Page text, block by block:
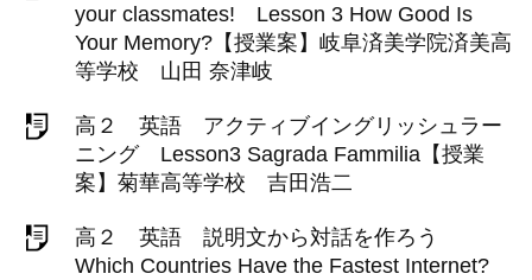
your classmates! Lesson 3 How Good Is
Your Memory?【授業案】岐阜済美学院済美高
等学校 山田 奈津岐
高２ 英語 アクティブイングリッシュラー
ニング Lesson3 Sagrada Fammilia【授業
案】菊華高等学校 吉田浩二
高２ 英語 説明文から対話を作ろう
Which Countries Have the Fastest Internet?